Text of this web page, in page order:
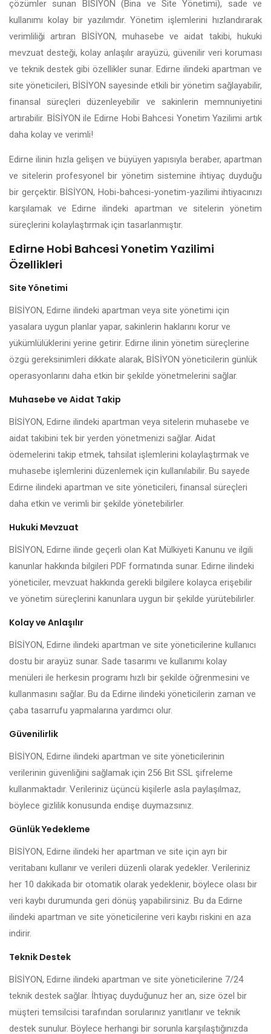
çözümler sunan BİSİYON (Bina ve Site Yönetimi), sade ve
kullanımı kolay bir yazılımdır. Yönetim işlemlerini hızlandırarak
verimliliği artıran BİSİYON, muhasebe ve aidat takibi, hukuki
mevzuat desteği, kolay anlaşılır arayüzü, güvenilir veri koruması
ve teknik destek gibi özellikler sunar. Edirne ilindeki apartman ve
site yöneticileri, BİSİYON sayesinde etkili bir yönetim sağlayabilir,
finansal süreçleri düzenleyebilir ve sakinlerin memnuniyetini
artırabilir. BİSİYON ile Edirne Hobi Bahcesi Yonetim Yazilimi artık
daha kolay ve verimli!
Edirne ilinin hızla gelişen ve büyüyen yapısıyla beraber, apartman
ve sitelerin profesyonel bir yönetim sistemine ihtiyaç duyduğu
bir gerçektir. BİSİYON, Hobi-bahcesi-yonetim-yazilimi ihtiyacınızı
karşılamak ve Edirne ilindeki apartman ve sitelerin yönetim
süreçlerini kolaylaştırmak için tasarlanmıştır.
Edirne Hobi Bahcesi Yonetim Yazilimi
Özellikleri
Site Yönetimi
BİSİYON, Edirne ilindeki apartman veya site yönetimi için
yasalara uygun planlar yapar, sakinlerin haklarını korur ve
yükümlülüklerini yerine getirir. Edirne ilinin yönetim süreçlerine
özgü gereksinimleri dikkate alarak, BİSİYON yöneticilerin günlük
operasyonlarını daha etkin bir şekilde yönetmelerini sağlar.
Muhasebe ve Aidat Takip
BİSİYON, Edirne ilindeki apartman veya sitelerin muhasebe ve
aidat takibini tek bir yerden yönetmenizi sağlar. Aidat
ödemelerini takip etmek, tahsilat işlemlerini kolaylaştırmak ve
muhasebe işlemlerini düzenlemek için kullanılabilir. Bu sayede
Edirne ilindeki apartman ve site yöneticileri, finansal süreçleri
daha etkin ve verimli bir şekilde yönetebilirler.
Hukuki Mevzuat
BİSİYON, Edirne ilinde geçerli olan Kat Mülkiyeti Kanunu ve ilgili
kanunlar hakkında bilgileri PDF formatında sunar. Edirne ilindeki
yöneticiler, mevzuat hakkında gerekli bilgilere kolayca erişebilir
ve yönetim süreçlerini kanunlara uygun bir şekilde yürütebilirler.
Kolay ve Anlaşılır
BİSİYON, Edirne ilindeki apartman ve site yöneticilerine kullanıcı
dostu bir arayüz sunar. Sade tasarımı ve kullanımı kolay
menüleri ile herkesin programı hızlı bir şekilde öğrenmesini ve
kullanmasını sağlar. Bu da Edirne ilindeki yöneticilerin zaman ve
çaba tasarrufu yapmalarına yardımcı olur.
Güvenilirlik
BİSİYON, Edirne ilindeki apartman ve site yöneticilerinin
verilerinin güvenliğini sağlamak için 256 Bit SSL şifreleme
kullanmaktadır. Verileriniz üçüncü kişilerle asla paylaşılmaz,
böylece gizlilik konusunda endişe duymazsınız.
Günlük Yedekleme
BİSİYON, Edirne ilindeki her apartman ve site için ayrı bir
veritabanı kullanır ve verileri düzenli olarak yedekler. Verileriniz
her 10 dakikada bir otomatik olarak yedeklenir, böylece olası bir
veri kaybı durumunda geri dönüş yapabilirsiniz. Bu da Edirne
ilindeki apartman ve site yöneticilerine veri kaybı riskini en aza
indirir.
Teknik Destek
BİSİYON, Edirne ilindeki apartman ve site yöneticilerine 7/24
teknik destek sağlar. İhtiyaç duyduğunuz her an, size özel bir
müşteri temsilcisi tarafından sorularınız yanıtlanır ve teknik
destek sunulur. Böylece herhangi bir sorunla karşılaştığınızda